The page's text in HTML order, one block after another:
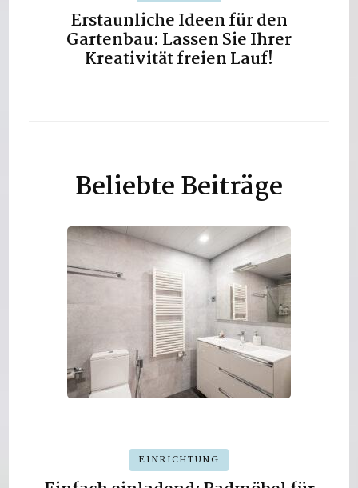
Erstaunliche Ideen für den
Gartenbau: Lassen Sie Ihrer
Kreativität freien Lauf!
Beliebte Beiträge
EINRICHTUNG